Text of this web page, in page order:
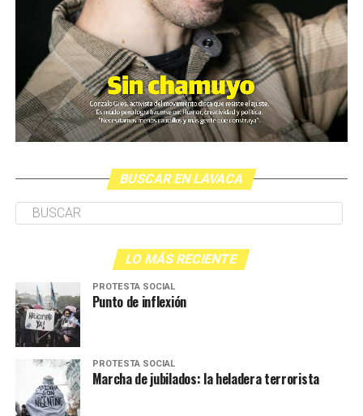
BUSCAR EN LAVACA
LO MÁS RECIENTE
PROTESTA SOCIAL
Punto de inflexión
PROTESTA SOCIAL
Marcha de jubilados: la heladera terrorista